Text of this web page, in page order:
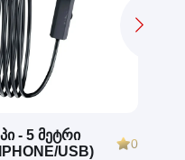
- 5 მეტრი
USB)
0